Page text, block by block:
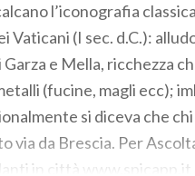
l’iconografia
Vaticani (I sec. d.C.):
e Mella, ricchezza
(fucine, magli ecc);
si diceva che
via da Brescia. Per
in città